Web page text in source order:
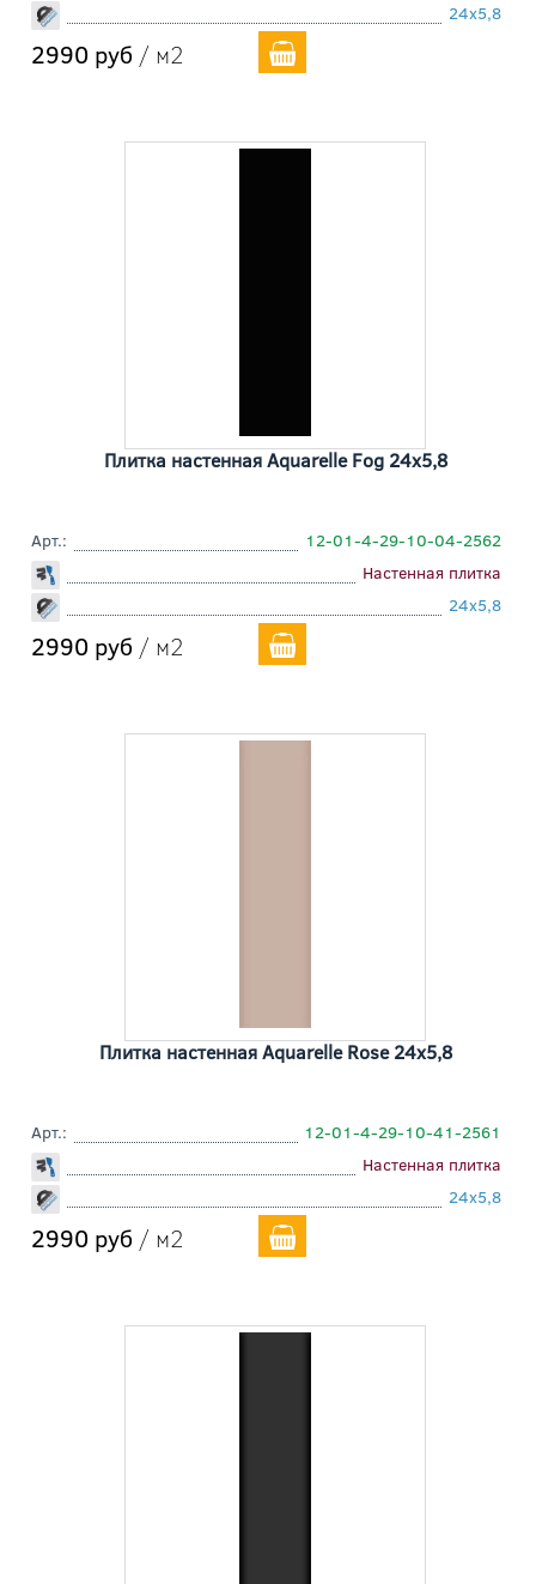
24x5,8
2990 руб / м2
Плитка настенная Aquarelle Fog 24x5,8
Арт.:
12-01-4-29-10-04-2562
Настенная плитка
24x5,8
2990 руб / м2
Плитка настенная Aquarelle Rose 24x5,8
Арт.:
12-01-4-29-10-41-2561
Настенная плитка
24x5,8
2990 руб / м2